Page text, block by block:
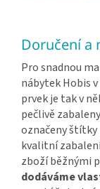
Doručení a
Pro snadnou
nábytek Hobis v
prvek je tak v
pečlivě
označeny štítky
kvalitní
zboží běžnými
dodáváme